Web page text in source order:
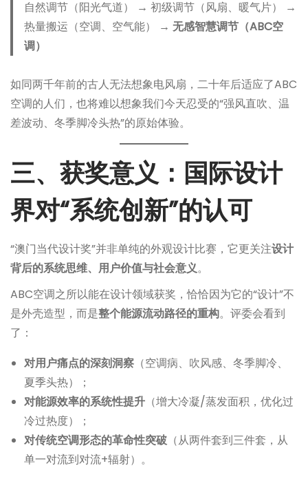
自然调节（阳光气道） → 初级调节（风扇、暖气片） →
热量搬运（空调、空气能） → 无感智慧调节（ABC空
调）
如同两千年前的古人无法想象电风扇，二十年后适应了ABC
空调的人们，也将难以想象我们今天忍受的“强风直吹、温
差波动、冬季脚冷头热”的原始体验。
三、获奖意义：国际设计
界对“系统创新”的认可
“澳门当代设计奖”并非单纯的外观设计比赛，它更关注设计
背后的系统思维、用户价值与社会意义。
ABC空调之所以能在设计领域获奖，恰恰因为它的“设计”不
是外壳造型，而是整个能源流动路径的重构。评委会看到
了：
对用户痛点的深刻洞察 （空调病、吹风感、冬季脚冷、
夏季头热）；
对能源效率的系统性提升 （增大冷凝/蒸发面积，优化过
冷过热度）；
对传统空调形态的革命性突破 （从两件套到三件套，从
单一对流到对流+辐射）。